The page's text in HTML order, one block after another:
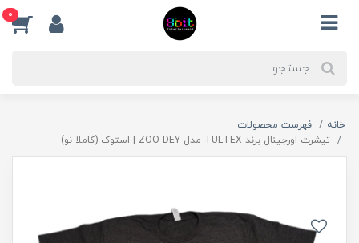
0
خانه
فهرست محصولات
تیشرت اورجینال برند TULTEX مدل ZOO DEY | استوک (کاملا نو)